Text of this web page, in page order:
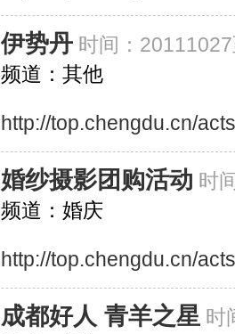
伊势丹 时间：
频道：其他
http://top.chengdu.cn/
婚纱摄影团购活动 时
频道：婚庆
http://top.chengdu.cn/
成都好人 青羊之星 时